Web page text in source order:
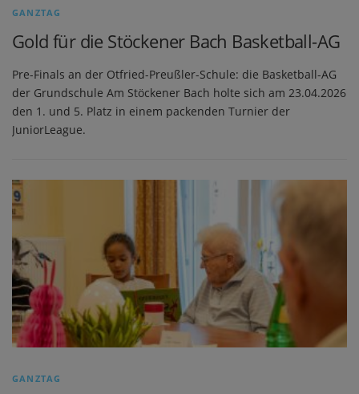
E
I
T
E
N
GANZTAG
Gold für die Stöckener Bach Basketball-AG
Pre-Finals an der Otfried-Preußler-Schule: die Basketball-AG
der Grundschule Am Stöckener Bach holte sich am 23.04.2026
den 1. und 5. Platz in einem packenden Turnier der
JuniorLeague.
GANZTAG